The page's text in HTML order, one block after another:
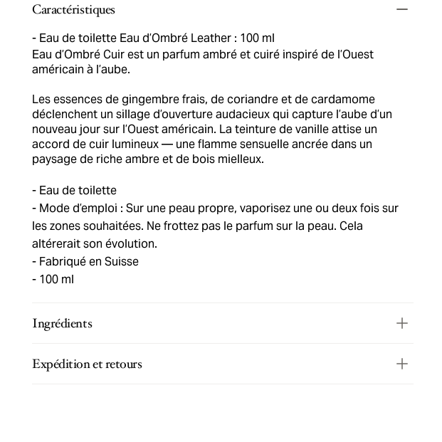
Caractéristiques
Eau de toilette Eau d’Ombré Leather : 100 ml
Eau d’Ombré Cuir est un parfum ambré et cuiré inspiré de l’Ouest
américain à l’aube.
Les essences de gingembre frais, de coriandre et de cardamome
déclenchent un sillage d’ouverture audacieux qui capture l’aube d’un
nouveau jour sur l’Ouest américain. La teinture de vanille attise un
accord de cuir lumineux — une flamme sensuelle ancrée dans un
paysage de riche ambre et de bois mielleux.
Eau de toilette
Mode d’emploi : Sur une peau propre, vaporisez une ou deux fois sur
les zones souhaitées. Ne frottez pas le parfum sur la peau. Cela
altérerait son évolution.
Fabriqué en Suisse
100 ml
Ingrédients
Expédition et retours